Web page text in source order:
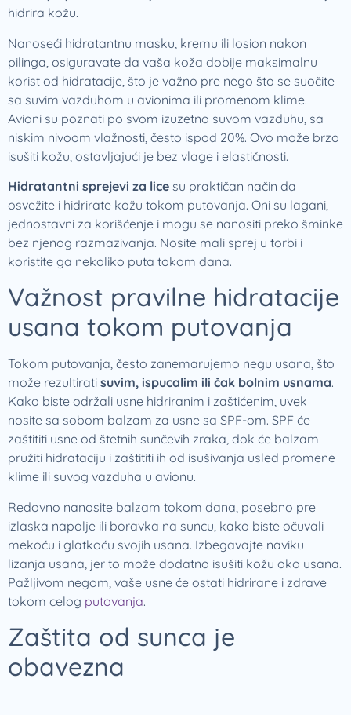
hidrira kožu.
Nanoseći hidratantnu masku, kremu ili losion nakon
pilinga, osiguravate da vaša koža dobije maksimalnu
korist od hidratacije, što je važno pre nego što se suočite
sa suvim vazduhom u avionima ili promenom klime.
Avioni su poznati po svom izuzetno suvom vazduhu, sa
niskim nivoom vlažnosti, često ispod 20%. Ovo može brzo
isušiti kožu, ostavljajući je bez vlage i elastičnosti.
Hidratantni sprejevi za lice su praktičan način da
osvežite i hidrirate kožu tokom putovanja. Oni su lagani,
jednostavni za korišćenje i mogu se nanositi preko šminke
bez njenog razmazivanja. Nosite mali sprej u torbi i
koristite ga nekoliko puta tokom dana.
Važnost pravilne hidratacije
usana tokom putovanja
Tokom putovanja, često zanemarujemo negu usana, što
može rezultirati suvim, ispucalim ili čak bolnim usnama.
Kako biste održali usne hidriranim i zaštićenim, uvek
nosite sa sobom balzam za usne sa SPF-om. SPF će
zaštititi usne od štetnih sunčevih zraka, dok će balzam
pružiti hidrataciju i zaštititi ih od isušivanja usled promene
klime ili suvog vazduha u avionu.
Redovno nanosite balzam tokom dana, posebno pre
izlaska napolje ili boravka na suncu, kako biste očuvali
mekoću i glatkoću svojih usana. Izbegavajte naviku
lizanja usana, jer to može dodatno isušiti kožu oko usana.
Pažljivom negom, vaše usne će ostati hidrirane i zdrave
tokom celog putovanja.
Zaštita od sunca je
obavezna